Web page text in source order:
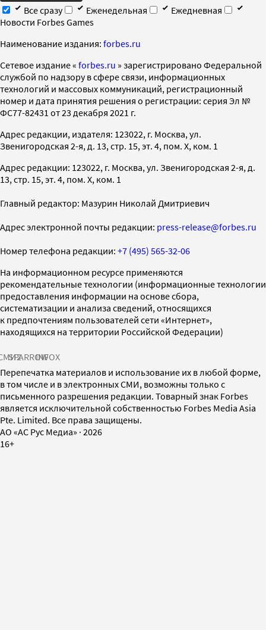
Все сразу
Еженедельная
Ежедневная
Новости Forbes Games
Наименование издания: forbes.ru
Cетевое издание « forbes.ru » зарегистрировано Федеральной
службой по надзору в сфере связи, информационных
технологий и массовых коммуникаций, регистрационный
номер и дата принятия решения о регистрации: серия Эл №
ФС77-82431 от 23 декабря 2021 г.
Адрес редакции, издателя: 123022, г. Москва, ул.
Звенигородская 2-я, д. 13, стр. 15, эт. 4, пом. X, ком. 1
Адрес редакции: 123022, г. Москва, ул. Звенигородская 2-я, д.
13, стр. 15, эт. 4, пом. X, ком. 1
Главный редактор: Мазурин Николай Дмитриевич
Адрес электронной почты редакции: press-release@forbes.ru
Номер телефона редакции: +7 (495) 565-32-06
На информационном ресурсе применяются
рекомендательные технологии (информационные технологии
предоставления информации на основе сбора,
систематизации и анализа сведений, относящихся
к предпочтениям пользователей сети «Интернет»,
находящихся на территории Российской Федерации)
SPARROWINFOX
Перепечатка материалов и использование их в любой форме,
в том числе и в электронных СМИ, возможны только с
письменного разрешения редакции. Товарный знак Forbes
является исключительной собственностью Forbes Media Asia
Pte. Limited. Все права защищены.
AO «АС Рус Медиа» · 2026
16+